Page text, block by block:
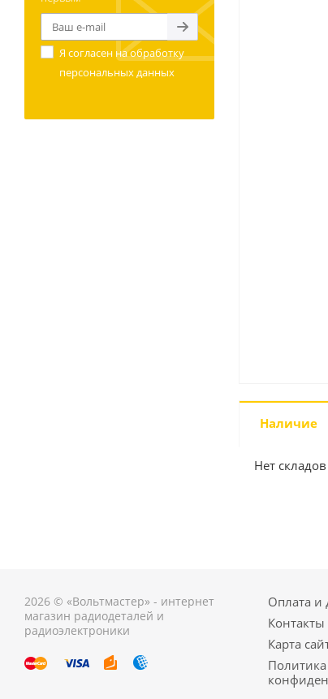
Наличие
Нет складов
Я согласен наобработку
персональных данных
2026 © «Вольтмастер» - интернет
магазин радиодеталей и
радиоэлектроники
Оплата и
Контакты
Карта
Политика